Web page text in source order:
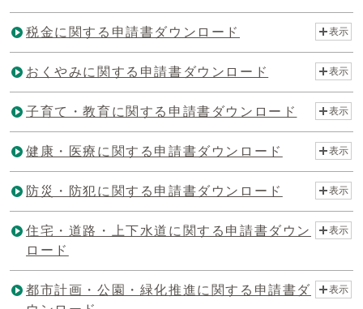
税金に関する申請書ダウンロード 表示
おくやみに関する申請書ダウンロード 表示
子育て・教育に関する申請書ダウンロード 表示
健康・医療に関する申請書ダウンロード 表示
防災・防犯に関する申請書ダウンロード 表示
住宅・道路・上下水道に関する申請書ダウン
ロード
表示
都市計画・公園・緑化推進に関する申請書ダ
表示